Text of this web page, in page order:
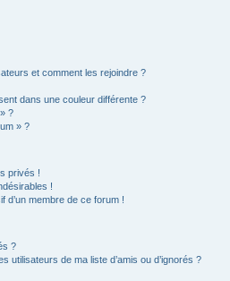
et comment les rejoindre ?
dans une couleur différente ?
?
» ?
privés !
!
d’un membre de ce forum !
?
utilisateurs de ma liste d’amis ou d’ignorés ?